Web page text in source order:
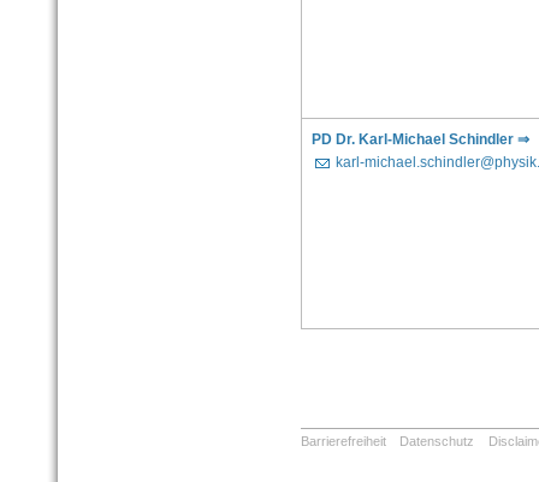
PD Dr. Karl-Michael Schindler ⇒
karl-
Barrierefreiheit Datenschutz